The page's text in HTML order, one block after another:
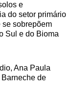
e
do setor primário
se sobrepõem
Sul e do Bioma
Ana Paula
de